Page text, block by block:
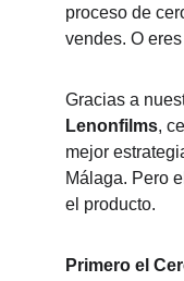
proceso de
vendes. O
Gracias a
Lenonfilms,
mejor
Málaga. Pero
el producto.
Primero el